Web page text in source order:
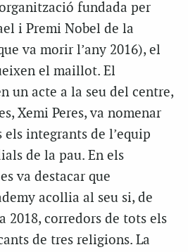
fundada per
i Premi Nobel de la
va morir l’any 2016), el
el maillot. El
un acte a la seu del centre,
Xemi Peres, va nomenar
integrants de l’equip
de la pau. En els
va destacar que
acollia al seu si, de
2018, corredors de tots els
de tres religions. La